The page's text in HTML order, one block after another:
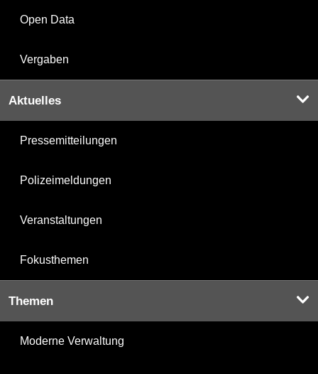
Open Data
Vergaben
Aktuelles
Pressemitteilungen
Polizeimeldungen
Veranstaltungen
Fokusthemen
Themen
Moderne Verwaltung